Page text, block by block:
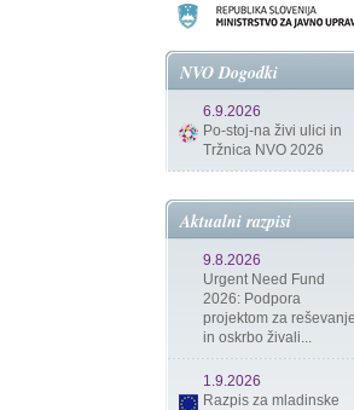
NVO Dogodki
6.9.2026
Po-stoj-na živi ulici in
Tržnica NVO 2026
Aktualni razpisi
9.8.2026
Urgent Need Fund
2026: Podpora
projektom za reševanje
in oskrbo živali...
1.9.2026
Razpis za mladinske